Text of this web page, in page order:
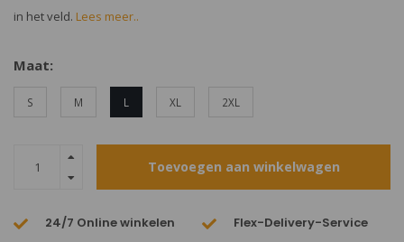
in het veld. Lees meer..
Maat:
S M L XL 2XL
Toevoegen aan winkelwagen
24/7 Online winkelen Flex-Delivery-Service